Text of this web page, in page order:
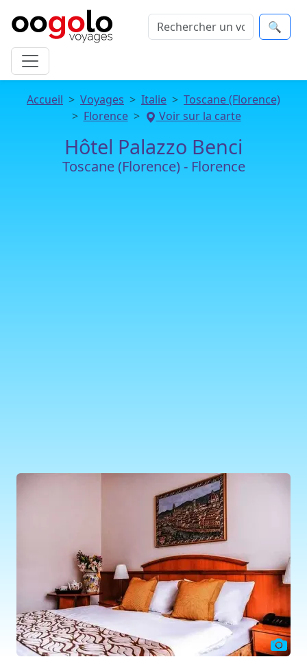
🔍
Accueil Voyages Italie
Toscane (Florence)
Florence
Voir sur la carte
Hôtel Palazzo Benci
Toscane (Florence) - Florence